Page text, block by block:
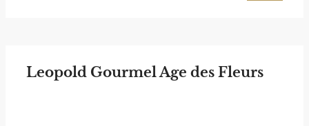
Leopold Gourmel Age des Fleurs